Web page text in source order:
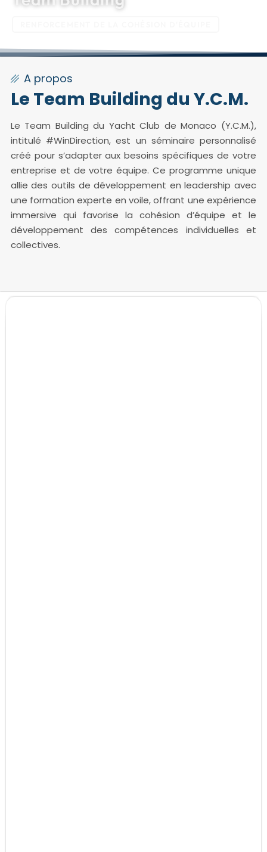
A propos
Le Team Building du Y.C.M.
Le Team Building du Yacht Club de Monaco (Y.C.M.),
intitulé #WinDirection, est un séminaire personnalisé
créé pour s’adapter aux besoins spécifiques de votre
entreprise et de votre équipe. Ce programme unique
allie des outils de développement en leadership avec
une formation experte en voile, offrant une expérience
immersive qui favorise la cohésion d’équipe et le
développement des compétences individuelles et
collectives.